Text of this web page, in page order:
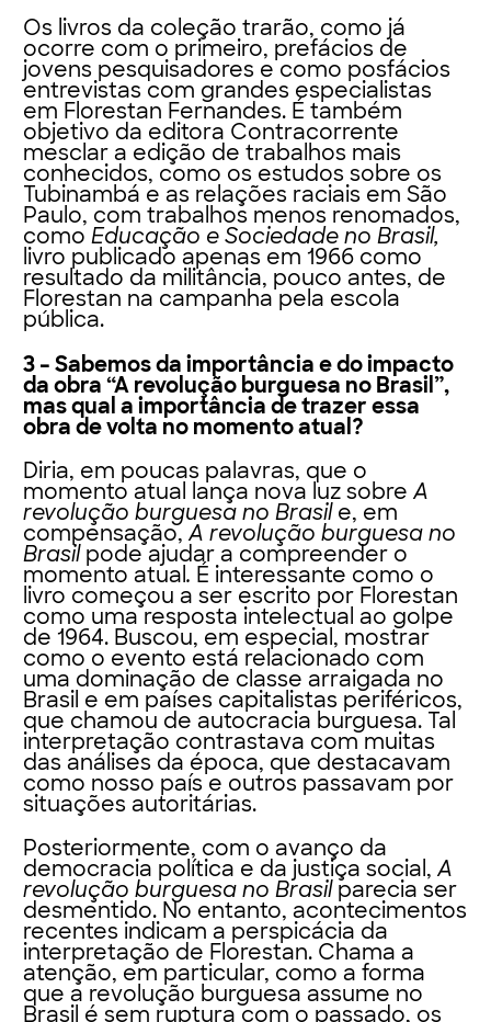
Os livros da coleção trarão, como já
ocorre com o primeiro, prefácios de
jovens pesquisadores e como posfácios
entrevistas com grandes especialistas
em Florestan Fernandes. É também
objetivo da editora Contracorrente
mesclar a edição de trabalhos mais
conhecidos, como os estudos sobre os
Tubinambá e as relações raciais em São
Paulo, com trabalhos menos renomados,
comoEducação e Sociedade no Brasil,
livro publicado apenas em 1966 como
resultado da militância, pouco antes, de
Florestan na campanha pela escola
pública.
3 – Sabemos da importância e do impacto
da obra “A revolução burguesa no Brasil”,
mas qual a importância de trazer essa
obra de volta no momento atual?
Diria, em poucas palavras, que o
momento atual lança nova luz sobreA
revolução burguesa no Brasil e, em
compensação,A revolução burguesa no
Brasil pode ajudar a compreender o
momento atual. É interessante como o
livro começou a ser escrito por Florestan
como uma resposta intelectual ao golpe
de 1964. Buscou, em especial, mostrar
como o evento está relacionado com
uma dominação de classe arraigada no
Brasil e em países capitalistas periféricos,
que chamou de autocracia burguesa. Tal
interpretação contrastava com muitas
das análises da época, que destacavam
como nosso país e outros passavam por
situações autoritárias.
Posteriormente, com o avanço da
democracia política e da justiça social,A
revolução burguesa no Brasil parecia ser
desmentido. No entanto, acontecimentos
recentes indicam a perspicácia da
interpretação de Florestan. Chama a
atenção, em particular, como a forma
que a revolução burguesa assume no
Brasil é sem ruptura com o passado, os